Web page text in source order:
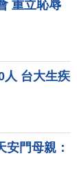
重立恥辱
人 台大生疾
安門母親：